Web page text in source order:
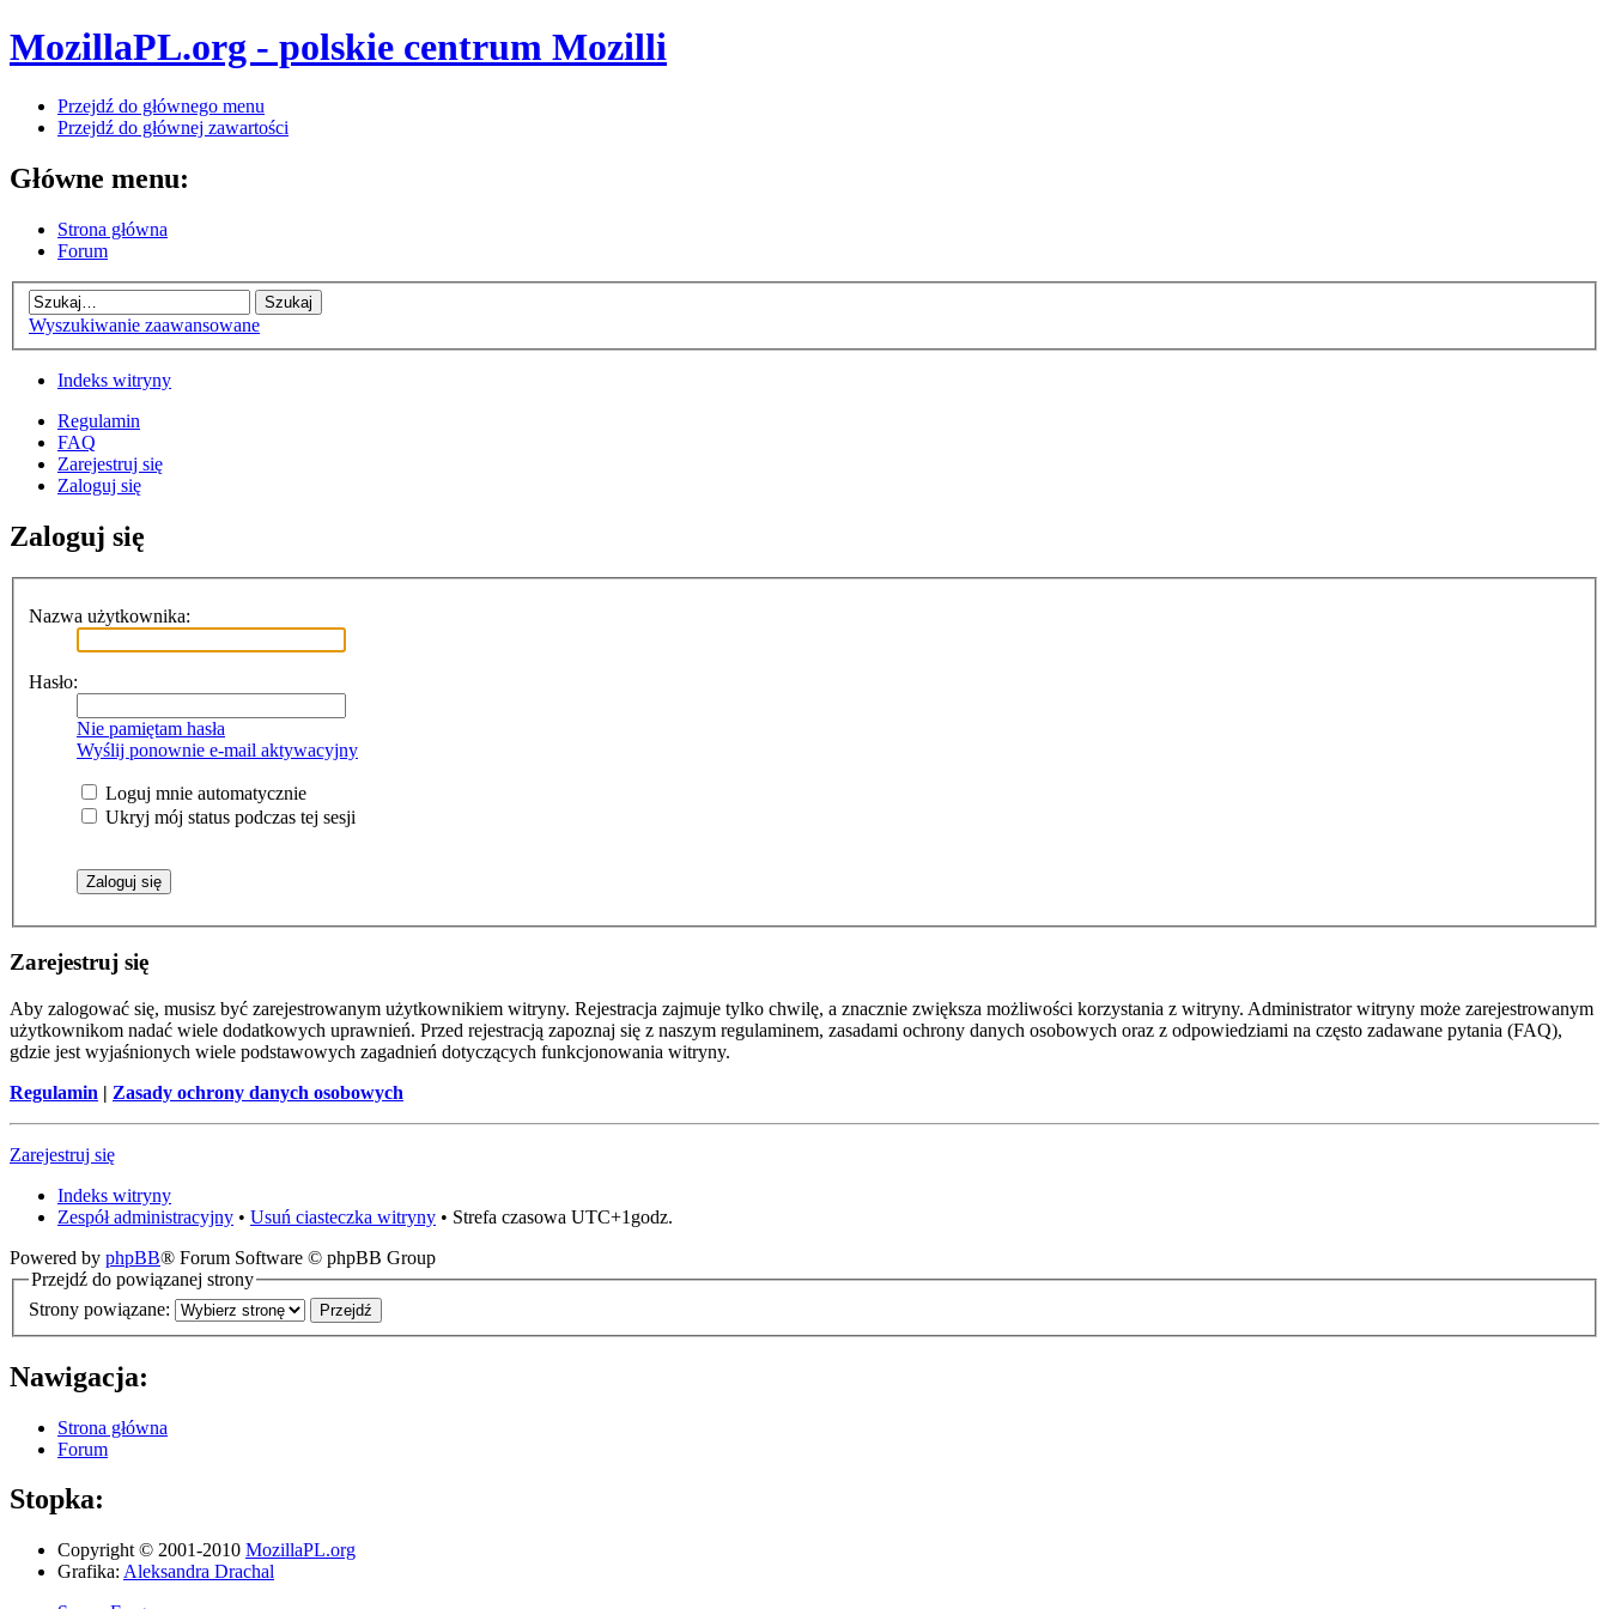
MozillaPL.org - polskie centrum Mozilli
Przejdź do głównego menu
Przejdź do głównej zawartości
Główne menu:
Strona główna
Forum
Wyszukiwanie zaawansowane
Indeks witryny
Regulamin
FAQ
Zarejestruj się
Zaloguj się
Zaloguj się
Nazwa użytkownika:
Hasło:
Nie pamiętam hasła
Wyślij ponownie e-mail aktywacyjny
Loguj mnie automatycznie
Ukryj mój status podczas tej sesji
Zarejestruj się
Aby zalogować się, musisz być zarejestrowanym użytkownikiem witryny. Rejestracja zajmuje tylko chwilę, a znacznie zwiększa możliwości korzystania z witryny. Administrator witryny może zarejestrowanym
użytkownikom nadać wiele dodatkowych uprawnień. Przed rejestracją zapoznaj się z naszym regulaminem, zasadami ochrony danych osobowych oraz z odpowiedziami na często zadawane pytania (FAQ),
gdzie jest wyjaśnionych wiele podstawowych zagadnień dotyczących funkcjonowania witryny.
Regulamin | Zasady ochrony danych osobowych
Zarejestruj się
Indeks witryny
Zespół administracyjny • Usuń ciasteczka witryny • Strefa czasowa UTC+1godz.
Powered by phpBB® Forum Software © phpBB Group
Przejdź do powiązanej strony
Strony powiązane:
Nawigacja:
Strona główna
Forum
Stopka:
Copyright © 2001-2010 MozillaPL.org
Grafika: Aleksandra Drachal